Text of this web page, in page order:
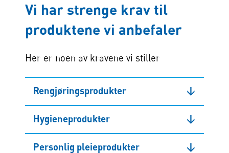
Vi har strenge krav til
produktene vi anbefaler
Her er noen av kravene vi stiller
Rengjøringsprodukter ↓
Hygieneprodukter ↓
Personlig pleieprodukter ↓